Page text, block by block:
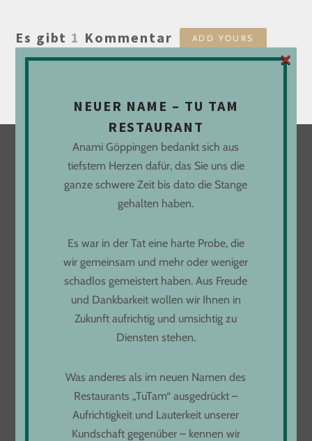
Es gibt 1 Kommentar ADD YOURS
LOCATION
ÖFFNUNGSZEITEN
Montag bis Donnerstag
Samstag - Sonntag 11:30 bis 22:30
Tel. 07161 61 97 234
NEUER NAME – TU TAM
RESTAURANT
Anami Göppingen bedankt sich aus
tiefstem Herzen dafür, das Sie uns die
ganze schwere Zeit bis dato die Stange
gehalten haben.
Es war in der Tat eine harte Probe, die
wir gemeinsam und mehr oder weniger
schadlos gemeistert haben. Aus Freude
und Dankbarkeit wollen wir Ihnen in
Zukunft aufrichtig und umsichtig zu
Diensten stehen.
Was anderes als im neuen Namen des
Restaurants „TuTam“ ausgedrückt –
Aufrichtigkeit und Lauterkeit unserer
Kundschaft gegenüber – kennen wir
×